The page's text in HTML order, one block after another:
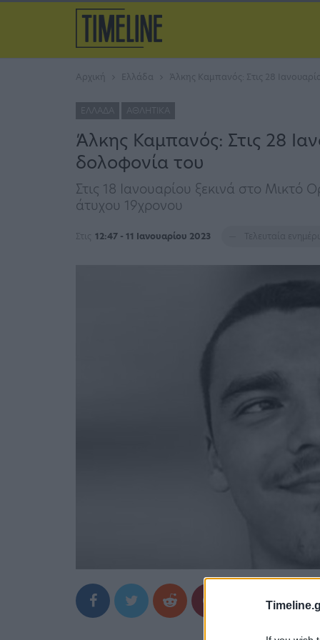
Αρχική Ελλάδα Άλκης Καμπανός: Στις 28
ΕΛΛΆΔΑ ΑΘΛΗΤΙΚΆ
Άλκης Καμπανός: Στις 28
δολοφονία του
Στις 18 Ιανουαρίου ξεκινά στο
άτυχου 19χρονου
Στις 12:47 - 11 Ιανουαρίου 2023 Τελευταία